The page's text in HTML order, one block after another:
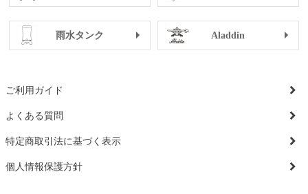
雨水タンク Aladdin
ご利用ガイド
よくある質問
特定商取引法に基づく表示
個人情報保護方針